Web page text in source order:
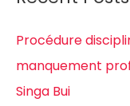
h
e
c
Procédure
manquement
Singa Bui